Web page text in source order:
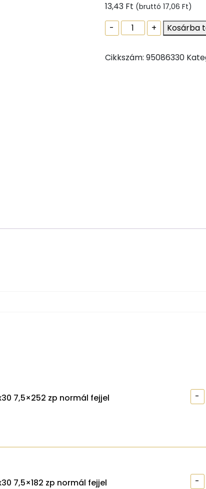
13,43 Ft (bruttó 17,06 Ft)
-
Hatlapú
anya
934
+ Kosárba
Cikkszám: 95086330
7,5×252 zp normál fejjel -
7,5×182 zp normál fejjel -